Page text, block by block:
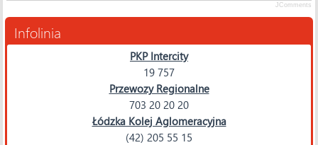
JComments
Infolinia
PKP Intercity
19 757
Przewozy Regionalne
703 20 20 20
Łódzka Kolej Aglomeracyjna
(42) 205 55 15